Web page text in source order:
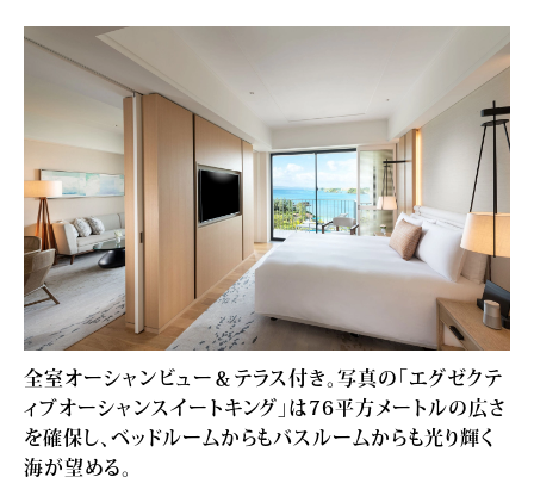
全室オーシャンビュー＆テラス付き。写真の「エグゼクテ
ィブオーシャンスイートキング」は76平方メートルの広さ
を確保し、ベッドルームからもバスルームからも光り輝く
海が望める。